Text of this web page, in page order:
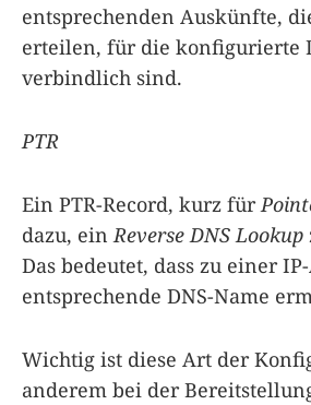
entsprechenden Auskünfte,
erteilen, für die konfigurierte
verbindlich sind.
PTR
Ein PTR-Record, kurz für
dazu, ein Reverse DNS Lookup
Das bedeutet, dass zu einer
entsprechende DNS-Name
Wichtig ist diese Art der
anderem bei der